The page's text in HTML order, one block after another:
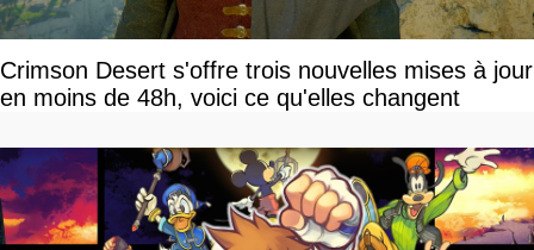
Crimson Desert s'offre trois nouvelles mises à jour
en moins de 48h, voici ce qu'elles changent